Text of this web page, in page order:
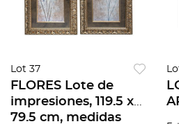
Lot 37
FLORES Lote de
impresiones, 119.5 x
79.5 cm, medidas